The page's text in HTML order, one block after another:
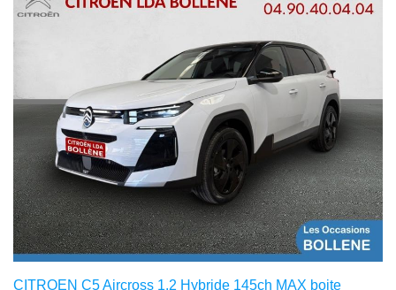
CITROEN C5 Aircross 1.2 Hybride 145ch MAX boite